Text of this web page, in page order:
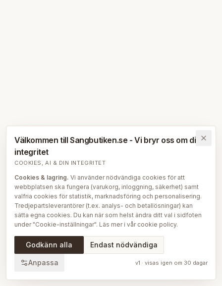
Välkommen till Sangbutiken.se - Vi bryr oss om din
integritet
COOKIES, AI & DIN INTEGRITET
Cookies & lagring. Vi använder nödvändiga cookies för att
webbplatsen ska fungera (varukorg, inloggning, säkerhet) samt
valfria cookies för statistik, marknadsföring och personalisering.
Tredjepartsleverantörer (t.ex. analys- och betallösningar) kan
sätta egna cookies. Du kan när som helst ändra ditt val i sidfoten
under "Cookie-inställningar". Läs mer i vår cookie policy.
AI på Sängbutiken.För att ge dig en bättre upplevelse använder
vi delvis AI-teknik — bl.a. för smartare sök- och
att skapa, översätta och redigera delar av vårt redaktionella
Godkänn alla Endast nödvändiga
Anpassa v1 · visas igen om 30 dagar